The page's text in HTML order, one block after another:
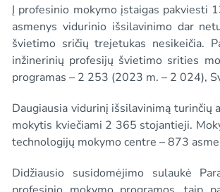
Į profesinio mokymo įstaigas
asmenys vidurinio išsilavinimo dar
švietimo sričių trejetukas nesikeičia.
inžinerinių profesijų švietimo srities
programas – 2 253 (2023 m. – 2 024),
Daugiausia vidurinį išsilavinimą turinčių
mokytis kviečiami 2 365 stojantieji.
technologijų mokymo centre – 873
Didžiausio susidomėjimo sulaukė